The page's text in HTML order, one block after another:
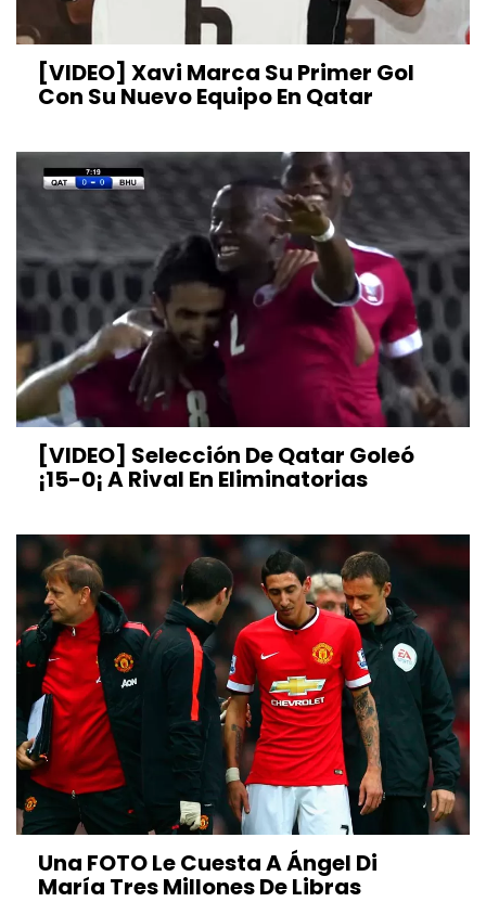
[VIDEO] Xavi Marca Su Primer Gol
Con Su Nuevo Equipo En Qatar
[VIDEO] Selección De Qatar Goleó
¡15-0¡ A Rival En Eliminatorias
Una FOTO Le Cuesta A Ángel Di
María Tres Millones De Libras